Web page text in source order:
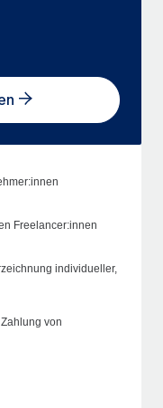
Freelancer:innen
individueller,
von